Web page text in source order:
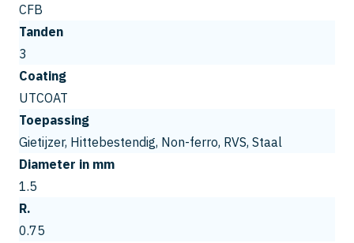
CFB
Tanden
3
Coating
UTCOAT
Toepassing
Gietijzer, Hittebestendig, Non-ferro, RVS, Staal
Diameter in mm
1.5
R.
0.75